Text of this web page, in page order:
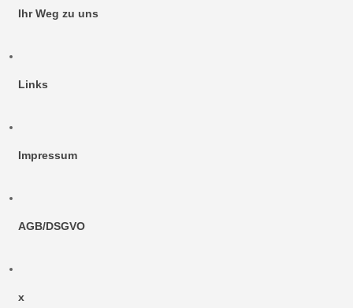
Ihr Weg zu uns
Links
Impressum
AGB/DSGVO
x